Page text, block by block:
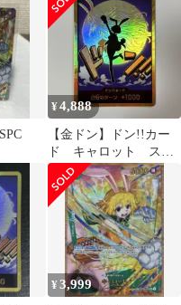
¥4,888
【金ドン】ドン!!カー
ド キャロット スー
パーパラレル ドンカ
ード
¥3,999